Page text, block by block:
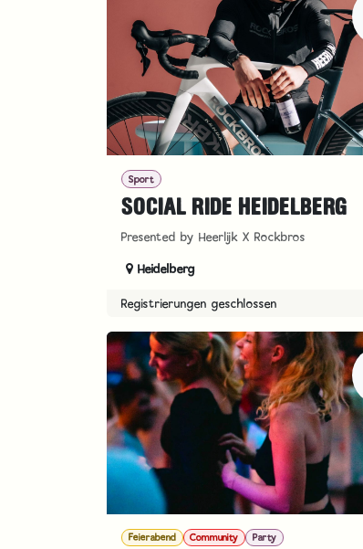
Sport
SOCIAL RIDE HEIDELBERG
Presented by Heerlijk X Rockbros
Heidelberg
Registrierungen geschlossen
Feierabend Community Party